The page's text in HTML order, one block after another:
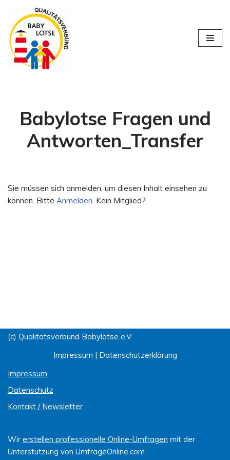
Zum
Inhalt
springen
Babylotse Fragen und
Antworten_Transfer
Sie müssen sich anmelden, um diesen Inhalt einsehen zu
können. Bitte Anmelden. Kein Mitglied?
(c) Qualitätsverbund Babylotse e.V.
Impressum | Datenschutzerklärung
Impressum
Datenschutz
Kontakt / Newsletter
Wir erstellen professionelle Online-Umfragen mit der
Unterstützung von UmfrageOnline.com.